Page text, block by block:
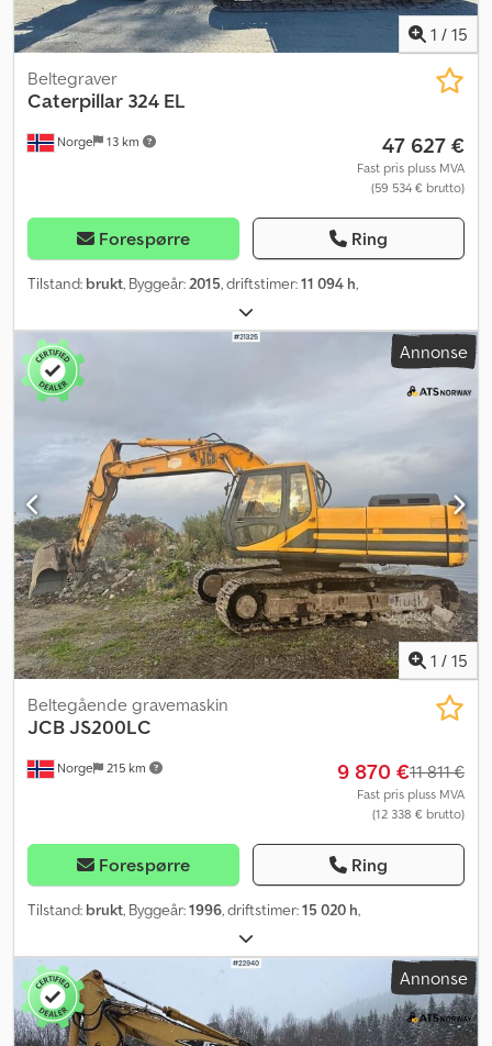
1 / 15
Norge 13 km
Beltegraver
Caterpillar 324 EL
47 627 €
Fast pris pluss MVA
(59 534 € brutto)
Forespørre Ring
Tilstand: brukt, Byggeår: 2015, driftstimer:11 094 h,
Annonse
1 / 15
Norge 215 km
Beltegående gravemaskin
JCBJS200LC
9 870 €11 811 €
Fast pris pluss MVA
(12 338 € brutto)
Forespørre Ring
Tilstand: brukt, Byggeår:1996, driftstimer:15 020 h,
Annonse